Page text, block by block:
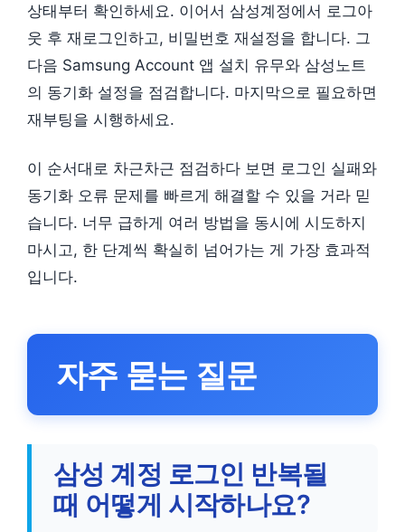
상태부터 확인하세요. 이어서 삼성계정에서 로그아
웃 후 재로그인하고, 비밀번호 재설정을 합니다. 그
다음 Samsung Account 앱 설치 유무와 삼성노트
의 동기화 설정을 점검합니다. 마지막으로 필요하면
재부팅을 시행하세요.
이 순서대로 차근차근 점검하다 보면 로그인 실패와
동기화 오류 문제를 빠르게 해결할 수 있을 거라 믿
습니다. 너무 급하게 여러 방법을 동시에 시도하지
마시고, 한 단계씩 확실히 넘어가는 게 가장 효과적
입니다.
자주 묻는 질문
삼성 계정 로그인 반복될
때 어떻게 시작하나요?